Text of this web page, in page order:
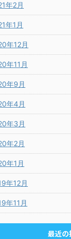
年2月
年1月
年12月
年11月
年9月
年4月
年3月
年2月
年1月
年12月
年11月
最近の